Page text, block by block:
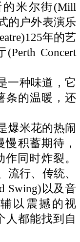
米尔街(Mill
的户外表演乐
年的艺
Concert
一种味道，它
条的温暖，还
爆米花的热闹
积蓄期待，
同时炸裂。
流行、传统、
Swing)以及音
以震撼的视
人都能找到自